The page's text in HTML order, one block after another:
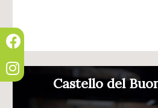
Castello del